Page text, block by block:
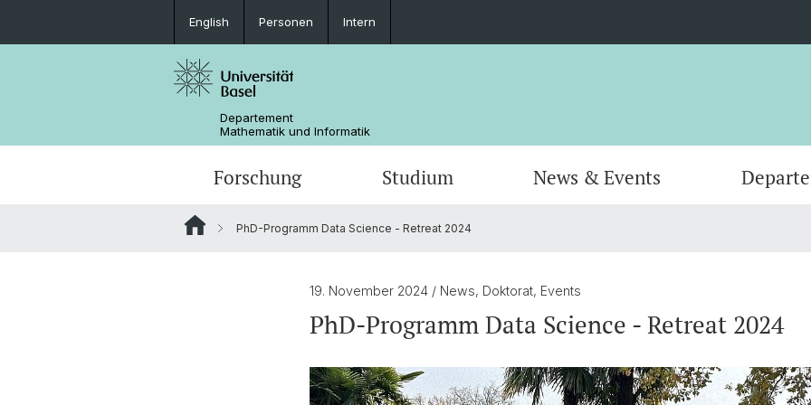
English Personen Intern
Departement
Mathematik und Informatik
Forschung Studium News & Events
Bibliothek
PhD-Programm Data Science - Retreat 2024
19. November 2024 / News, Doktorat, Events
PhD-Programm Data Science - Retreat 2024